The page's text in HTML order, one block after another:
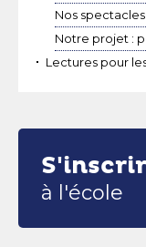
Nos spectacles
Notre projet :
Lectures pour
à l'école